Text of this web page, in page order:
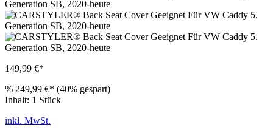
149,99 €*
% 249,99 €* (40% gespart)
Inhalt: 1 Stück
inkl. MwSt.